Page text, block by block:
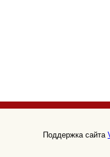
Поддержка сайта